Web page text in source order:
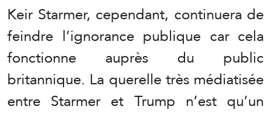
Keir Starmer, cependant, continuera de
feindre l’ignorance publique car cela
fonctionne auprès du public
britannique. La querelle très médiatisée
entre Starmer et Trump n’est qu’un